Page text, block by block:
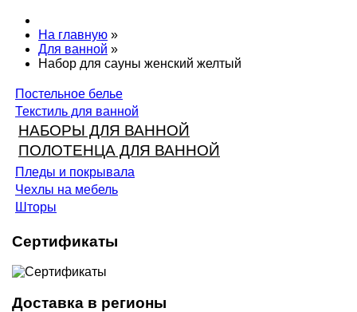
На главную »
Для ванной »
Набор для сауны женский желтый
Постельное белье
Текстиль для ванной
НАБОРЫ ДЛЯ ВАННОЙ
ПОЛОТЕНЦА ДЛЯ ВАННОЙ
Пледы и покрывала
Чехлы на мебель
Шторы
Сертификаты
Доставка в регионы